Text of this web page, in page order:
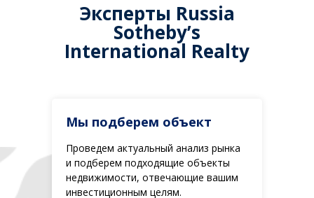
Эксперты Russia
Sotheby’s
International Realty
Мы подберем объект
Проведем актуальный анализ рынка
и подберем подходящие объекты
недвижимости, отвечающие вашим
инвестиционным целям.